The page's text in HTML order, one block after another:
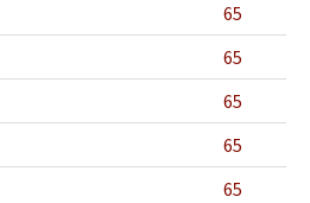
65
65
65
65
65